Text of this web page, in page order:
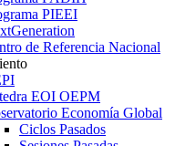
PIEEI
de Referencia Nacional
EOI OEPM
Economía Global
Ciclos Pasados